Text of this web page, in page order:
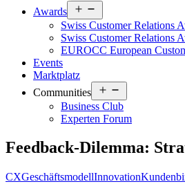
Awards
menu
Swiss Customer Relations
Swiss Customer Relations
EUROCC European
Events
Marktplatz
Communities
menu
Business Club
Experten Forum
Feedback-Dilemma:
CXGeschäftsmodellInnovation